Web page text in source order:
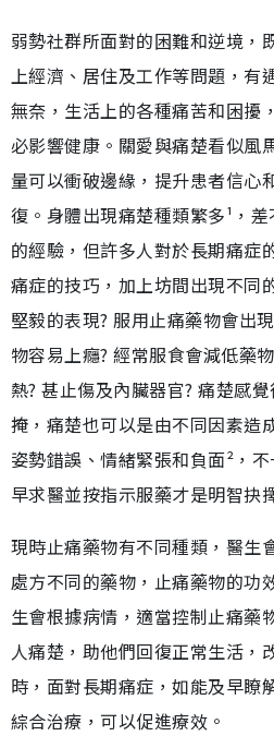
弱勢社群所面對的困難和逆境，
上經濟、居住及工作等問題，有
無奈，生活上的各種痛苦和困擾
必影響健康。關愛與痛楚看似風
量可以衝破邊緣，提升患者信心
復。身體出現痛楚種類繁多¹，差
的經驗，但許多人對於長期痛症
痛症的技巧，加上坊間出現不同
堅毅的表現? 服用止痛藥物會出
物容易上癮? 經常服食會減低藥
熱? 甚止傷及內臟器官? 痛楚感
掩，痛楚也可以是由不同因素造
姿勢錯誤、情緒緊張和負面²，
早求醫並按指示服藥才是明智抉
現時止痛藥物有不同種類，醫生
處方不同的藥物，止痛藥物的功
生會根據病情，適當控制止痛藥
人痛楚，助他們回復正常生活，
時，面對長期痛症，如能及早瞭
綜合治療，可以促進療效。